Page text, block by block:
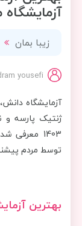
زیبا بمان
yousefi
آزمایشگاه
ژنتیک پارسه و
1403
توسط مردم
بهترین